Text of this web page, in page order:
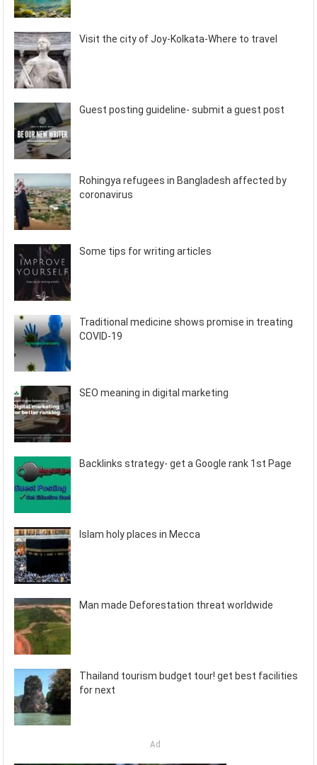
Visit the city of Joy-Kolkata-Where to travel
Guest posting guideline- submit a guest post
Rohingya refugees in Bangladesh affected by
coronavirus
Some tips for writing articles
Traditional medicine shows promise in treating
COVID-19
SEO meaning in digital marketing
Backlinks strategy- get a Google rank 1st Page
Islam holy places in Mecca
Man made Deforestation threat worldwide
Thailand tourism budget tour! get best facilities
for next
Ad